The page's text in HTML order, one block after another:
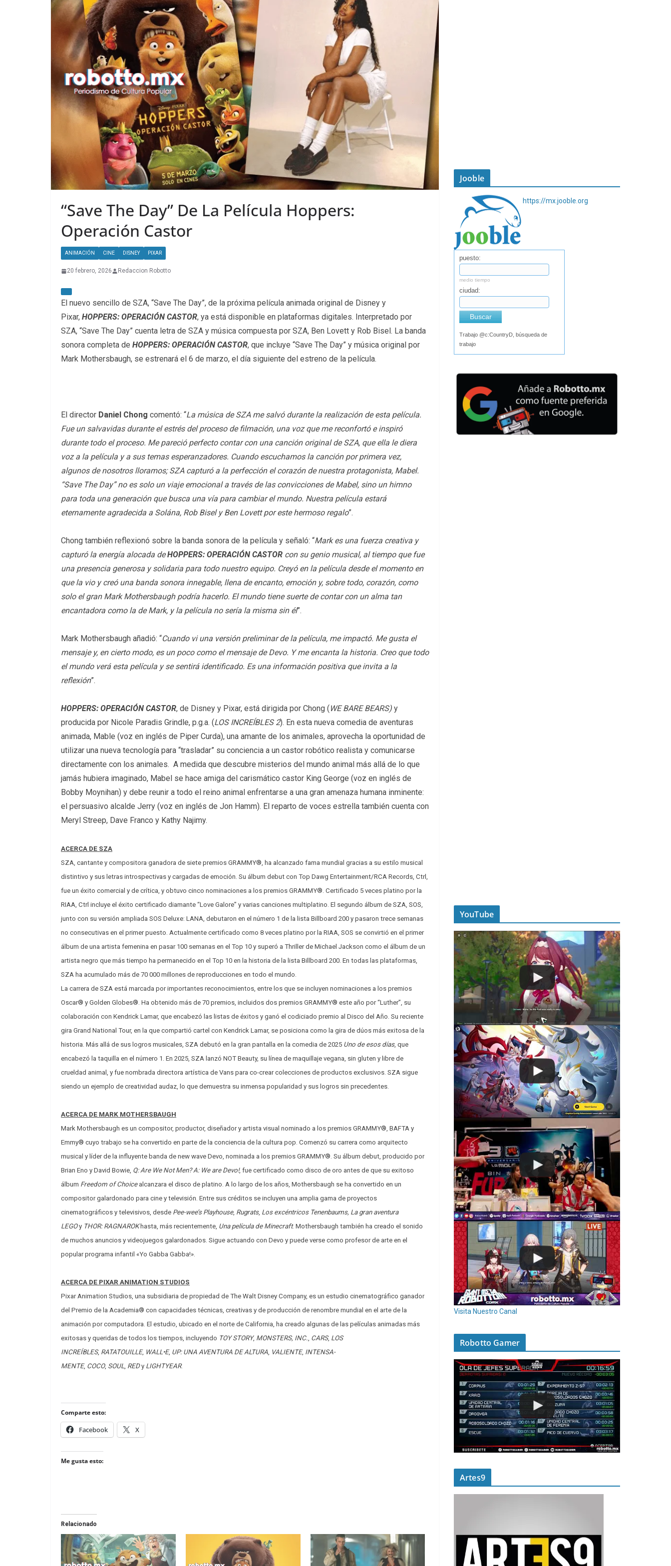
“Save The Day” De La Película Hoppers:
Operación Castor
ANIMACIÓN CINE DISNEY PIXAR
20 febrero, 2026 Redaccion Robotto
El nuevo sencillo de SZA, “Save The Day”, de la próxima película animada original de Disney y
Pixar, HOPPERS: OPERACIÓN CASTOR, ya está disponible en plataformas digitales. Interpretado por
SZA, “Save The Day” cuenta letra de SZA y música compuesta por SZA, Ben Lovett y Rob Bisel. La banda
sonora completa de HOPPERS: OPERACIÓN CASTOR, que incluye “Save The Day” y música original por
Mark Mothersbaugh, se estrenará el 6 de marzo, el día siguiente del estreno de la película.
El director Daniel Chong comentó: “La música de SZA me salvó durante la realización de esta película.
Fue un salvavidas durante el estrés del proceso de filmación, una voz que me reconfortó e inspiró
durante todo el proceso. Me pareció perfecto contar con una canción original de SZA, que ella le diera
voz a la película y a sus temas esperanzadores. Cuando escuchamos la canción por primera vez,
algunos de nosotros lloramos; SZA capturó a la perfección el corazón de nuestra protagonista, Mabel.
“Save The Day” no es solo un viaje emocional a través de las convicciones de Mabel, sino un himno
para toda una generación que busca una vía para cambiar el mundo. Nuestra película estará
eternamente agradecida a Solána, Rob Bisel y Ben Lovett por este hermoso regalo”.
Chong también reflexionó sobre la banda sonora de la película y señaló: “Mark es una fuerza creativa y
capturó la energía alocada deHOPPERS: OPERACIÓN CASTOR con su genio musical, al tiempo que fue
una presencia generosa y solidaria para todo nuestro equipo. Creyó en la película desde el momento en
que la vio y creó una banda sonora innegable, llena de encanto, emoción y, sobre todo, corazón, como
solo el gran Mark Mothersbaugh podría hacerlo. El mundo tiene suerte de contar con un alma tan
encantadora como la de Mark, y la película no sería la misma sin él”.
Mark Mothersbaugh añadió: “Cuando vi una versión preliminar de la película, me impactó. Me gusta el
mensaje y, en cierto modo, es un poco como el mensaje de Devo. Y me encanta la historia. Creo que todo
el mundo verá esta película y se sentirá identificado. Es una información positiva que invita a la
reflexión”.
HOPPERS: OPERACIÓN CASTOR, de Disney y Pixar, está dirigida por Chong ( WE BARE BEARS) y
producida por Nicole Paradis Grindle, p.g.a. (LOS INCREÍBLES 2). En esta nueva comedia de aventuras
animada, Mable (voz en inglés de Piper Curda), una amante de los animales, aprovecha la oportunidad de
utilizar una nueva tecnología para “trasladar” su conciencia a un castor robótico realista y comunicarse
directamente con los animales. A medida que descubre misterios del mundo animal más allá de lo que
jamás hubiera imaginado, Mabel se hace amiga del carismático castor King George (voz en inglés de
Bobby Moynihan) y debe reunir a todo el reino animal enfrentarse a una gran amenaza humana inminente:
el persuasivo alcalde Jerry (voz en inglés de Jon Hamm). El reparto de voces estrella también cuenta con
Meryl Streep, Dave Franco y Kathy Najimy.
ACERCA DE SZA
SZA, cantante y compositora ganadora de siete premios GRAMMY®, ha alcanzado fama mundial gracias a su estilo musical
distintivo y sus letras introspectivas y cargadas de emoción. Su álbum debut con Top Dawg Entertainment/RCA Records, Ctrl,
fue un éxito comercial y de crítica, y obtuvo cinco nominaciones a los premios GRAMMY®. Certificado 5 veces platino por la
RIAA, Ctrl incluye el éxito certificado diamante “Love Galore” y varias canciones multiplatino. El segundo álbum de SZA, SOS,
junto con su versión ampliada SOS Deluxe: LANA, debutaron en el número 1 de la lista Billboard 200 y pasaron trece semanas
no consecutivas en el primer puesto. Actualmente certificado como 8 veces platino por la RIAA, SOS se convirtió en el primer
álbum de una artista femenina en pasar 100 semanas en el Top 10 y superó a Thriller de Michael Jackson como el álbum de un
artista negro que más tiempo ha permanecido en el Top 10 en la historia de la lista Billboard 200. En todas las plataformas,
SZA ha acumulado más de 70 000 millones de reproducciones en todo el mundo.
La carrera de SZA está marcada por importantes reconocimientos, entre los que se incluyen nominaciones a los premios
Oscar® y Golden Globes®. Ha obtenido más de 70 premios, incluidos dos premios GRAMMY® este año por “Luther”, su
colaboración con Kendrick Lamar, que encabezó las listas de éxitos y ganó el codiciado premio al Disco del Año. Su reciente
gira Grand National Tour, en la que compartió cartel con Kendrick Lamar, se posiciona como la gira de dúos más exitosa de la
historia. Más allá de sus logros musicales, SZA debutó en la gran pantalla en la comedia de 2025 Uno de esos días, que
encabezó la taquilla en el número 1. En 2025, SZA lanzó NOT Beauty, su línea de maquillaje vegana, sin gluten y libre de
crueldad animal, y fue nombrada directora artística de Vans para co-crear colecciones de productos exclusivos. SZA sigue
siendo un ejemplo de creatividad audaz, lo que demuestra su inmensa popularidad y sus logros sin precedentes.
ACERCA DE MARK MOTHERSBAUGH
Mark Mothersbaugh es un compositor, productor, diseñador y artista visual nominado a los premios GRAMMY®, BAFTA y
Emmy® cuyo trabajo se ha convertido en parte de la conciencia de la cultura pop. Comenzó su carrera como arquitecto
musical y líder de la influyente banda de new wave Devo, nominada a los premios GRAMMY®. Su álbum debut, producido por
Brian Eno y David Bowie, Q: Are We Not Men? A: We are Devo!, fue certificado como disco de oro antes de que su exitoso
álbum Freedom of Choice alcanzara el disco de platino. A lo largo de los años, Mothersbaugh se ha convertido en un
compositor galardonado para cine y televisión. Entre sus créditos se incluyen una amplia gama de proyectos
cinematográficos y televisivos, desde Pee-wee’s Playhouse, Rugrats, Los excéntricos Tenenbaums, La gran aventura
LEGOy THOR: RAGNAROKhasta, más recientemente, Una película de Minecraft. Mothersbaugh también ha creado el sonido
de muchos anuncios y videojuegos galardonados. Sigue actuando con Devo y puede verse como profesor de arte en el
popular programa infantil «Yo Gabba Gabba!».
ACERCA DE PIXAR ANIMATION STUDIOS
Pixar Animation Studios, una subsidiaria de propiedad de The Walt Disney Company, es un estudio cinematográfico ganador
del Premio de la Academia® con capacidades técnicas, creativas y de producción de renombre mundial en el arte de la
animación por computadora. El estudio, ubicado en el norte de California, ha creado algunas de las películas animadas más
exitosas y queridas de todos los tiempos, incluyendo TOY STORY, MONSTERS, INC., CARS, LOS
INCREÍBLES, RATATOUILLE, WALL•E, UP: UNA AVENTURA DE ALTURA, VALIENTE, INTENSA-
MENTE, COCO, SOUL, REDy LIGHTYEAR.
Comparte esto:
Facebook X
Me gusta esto:
Relacionado
Jooble
https://mx.jooble.org
puesto:
medio tiempo
ciudad:
Buscar
Trabajo @c:CountryD, búsqueda de
trabajo
YouTube
Visita Nuestro Canal
Robotto Gamer
Artes9